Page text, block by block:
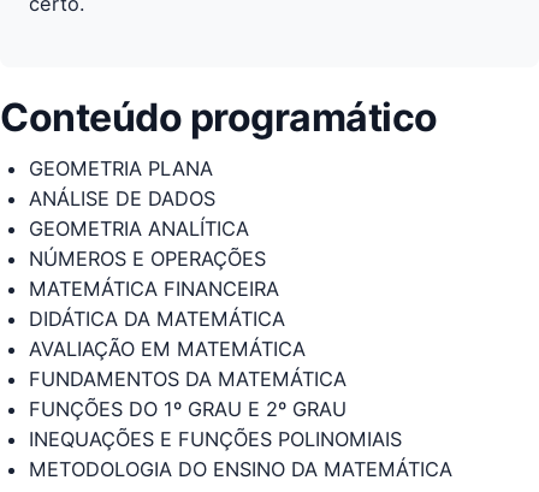
Conteúdo programático
GEOMETRIA PLANA
ANÁLISE DE DADOS
GEOMETRIA ANALÍTICA
NÚMEROS E OPERAÇÕES
MATEMÁTICA FINANCEIRA
DIDÁTICA DA MATEMÁTICA
AVALIAÇÃO EM MATEMÁTICA
FUNDAMENTOS DA MATEMÁTICA
FUNÇÕES DO 1º GRAU E 2º GRAU
INEQUAÇÕES E FUNÇÕES POLINOMIAIS
METODOLOGIA DO ENSINO DA MATEMÁTICA